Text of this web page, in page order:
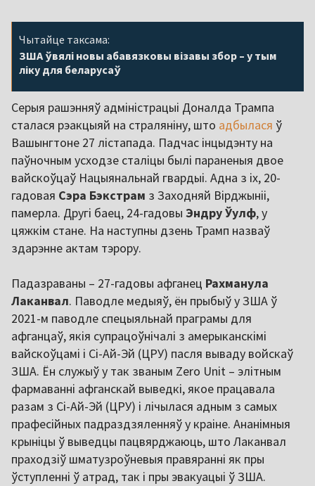
Чытайце таксама:
ЗША ўвялі новы абавязковы візавы збор – у тым
ліку для беларусаў
Серыя рашэнняў адміністрацыі Доналда Трампа
сталася рэакцыяй на страляніну, што адбылася ў
Вашынгтоне 27 лістапада. Падчас інцыдэнту на
паўночным усходзе сталіцы былі параненыя двое
вайскоўцаў Нацыянальнай гвардыі. Адна з іх, 20-
гадовая Сэра Бэкстрам з Заходняй Вірджыніі,
памерла. Другі баец, 24-гадовы Эндру Ўулф, у
цяжкім стане. На наступны дзень Трамп назваў
здарэнне актам тэрору.
Падазраваны – 27-гадовы афганец Рахманула
Лаканвал. Паводле медыяў, ён прыбыў у ЗША ў
2021-м паводле спецыяльнай праграмы для
афганцаў, якія супрацоўнічалі з амерыканскімі
вайскоўцамі і Сі-Ай-Эй (ЦРУ) пасля вываду войскаў
ЗША. Ён служыў у так званым Zero Unit – элітным
фармаванні афганскай выведкі, якое працавала
разам з Сі-Ай-Эй (ЦРУ) і лічылася адным з самых
прафесійных падраздзяленняў у краіне. Ананімныя
крыніцы ў выведцы пацвярджаюць, што Лаканвал
праходзіў шматузроўневыя правяранні як пры
ўступленні ў атрад, так і пры эвакуацыі ў ЗША.